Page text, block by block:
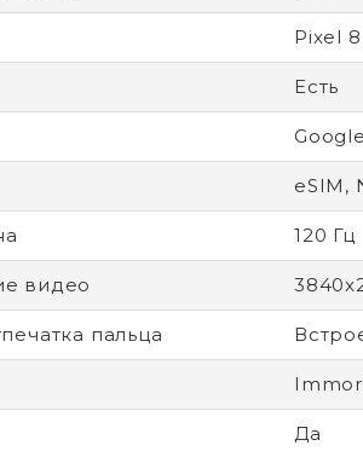
Pixel
Есть
eSIM,
120 Гц
видео
пальца
Да